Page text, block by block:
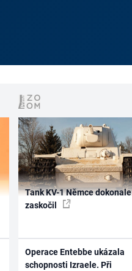
Tank KV-1 Němce dokonale
zaskočil
Operace Entebbe ukázala
schopnosti Izraele. Při